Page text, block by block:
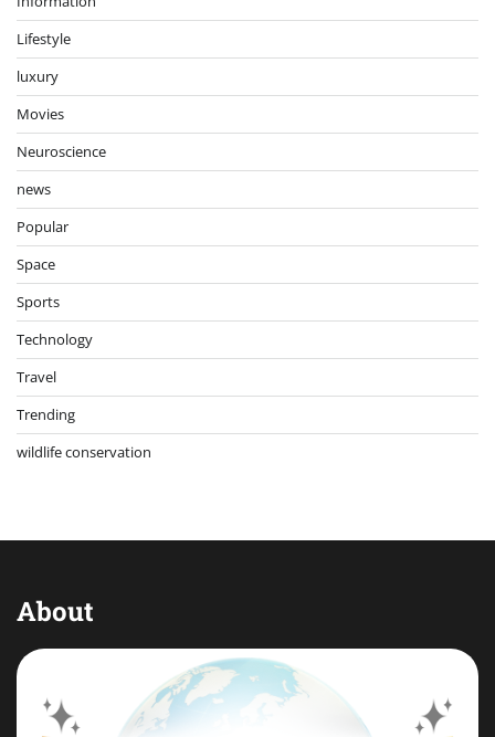
Lifestyle
luxury
Movies
Neuroscience
news
Popular
Space
Sports
Technology
Travel
Trending
wildlife conservation
About